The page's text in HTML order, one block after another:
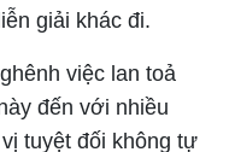
giải khác đi.
việc lan toả
đến với nhiều
tuyệt đối không tự